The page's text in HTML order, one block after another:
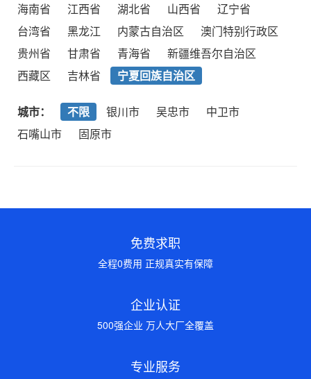
海南省
江西省 湖北省 山西省
辽宁省
台湾省
黑龙江 内蒙古自治区
澳门特别行政区
贵州省
甘肃省 青海省
新疆维吾尔自治区
西藏区
吉林省 宁夏回族自治区
城市： 不限 银川市 吴忠市
中卫市
石嘴山市
固原市
免费求职
全程0费用 正规真实有保障
企业认证
500强企业 万人大厂全覆盖
专业服务